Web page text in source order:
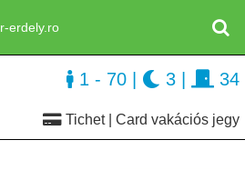
Tichet | Card vakációs jegy
1 - 70 3 34
erdely.ro